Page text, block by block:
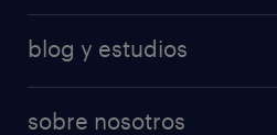
blog y estudios
sobre nosotros